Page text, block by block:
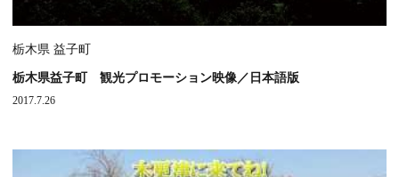
栃木県 益子町
栃木県益子町 観光プロモーション映像／日本語版
2017.7.26